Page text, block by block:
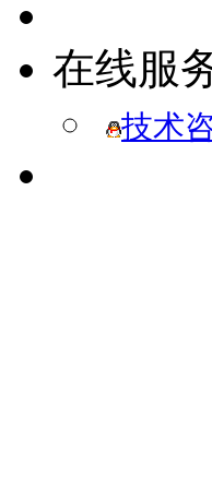
在线服
技术